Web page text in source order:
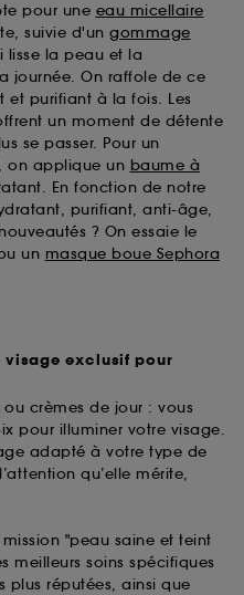
pour une eau micellaire
suivie d'un gommage
lisse la peau et la
journée. On raffole de ce
et purifiant à la fois. Les
un moment de détente
se passer. Pour un
on applique un baume à
En fonction de notre
purifiant, anti-âge,
? On essaie le
un masque boue Sephora
visage exclusif pour
crèmes de jour : vous
pour illuminer votre visage.
adapté à votre type de
qu’elle mérite,
"peau saine et teint
meilleurs soins spécifiques
plus réputées, ainsi que